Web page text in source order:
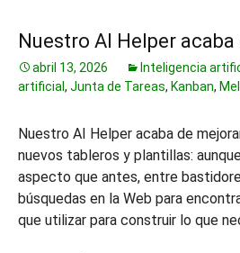
Nuestro AI Helper
abril 13, 2026 Inteligencia
artificial , Junta de Tareas, Kanban,
Nuestro AI Helper acaba de
nuevos tableros y plantillas:
aspecto que antes, entre
búsquedas en la Web para
que utilizar para construir lo que